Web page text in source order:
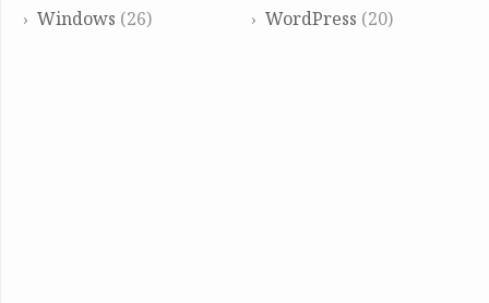
Windows (26) WordPress (20)